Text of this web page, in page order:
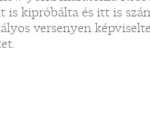
is kipróbálta és itt is
versenyen